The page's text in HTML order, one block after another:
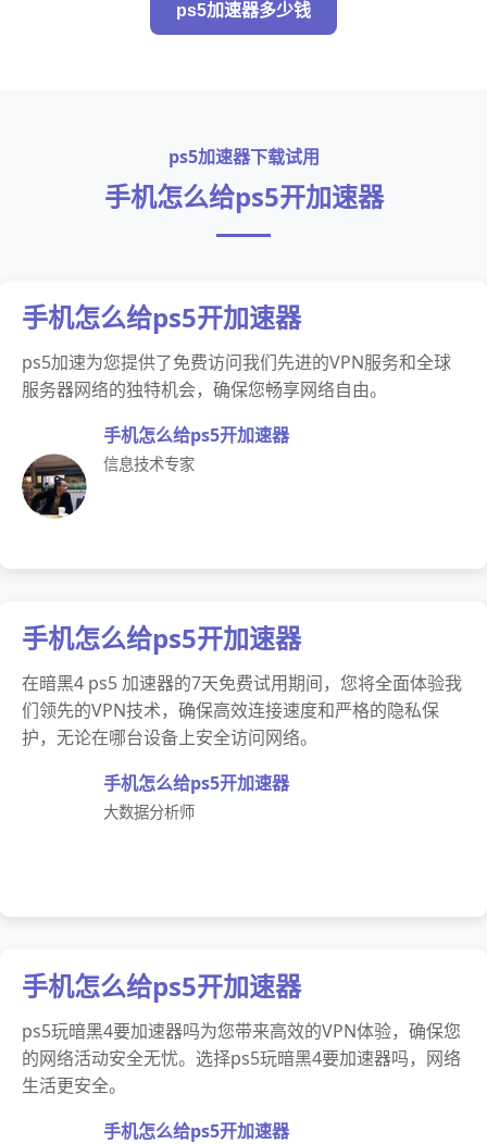
ps5加速器多少钱
ps5加速器下载试用
手机怎么给ps5开加速器
手机怎么给ps5开加速器
ps5加速为您提供了免费访问我们先进的VPN服务和全球
服务器网络的独特机会，确保您畅享网络自由。
手机怎么给ps5开加速器
信息技术专家
手机怎么给ps5开加速器
在暗黑4 ps5 加速器的7天免费试用期间，您将全面体验我
们领先的VPN技术，确保高效连接速度和严格的隐私保
护，无论在哪台设备上安全访问网络。
手机怎么给ps5开加速器
大数据分析师
手机怎么给ps5开加速器
ps5玩暗黑4要加速器吗为您带来高效的VPN体验，确保您
的网络活动安全无忧。选择ps5玩暗黑4要加速器吗，网络
生活更安全。
手机怎么给ps5开加速器